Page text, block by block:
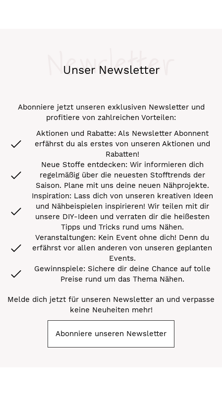
Unser Newsletter
Newsletter
Abonniere jetzt unseren exklusiven Newsletter und
profitiere von zahlreichen Vorteilen:
Aktionen und Rabatte: Als Newsletter Abonnent
erfährst du als erstes von unseren Aktionen und
Rabatten!
Neue Stoffe entdecken: Wir informieren dich
regelmäßig über die neuesten Stofftrends der
Saison. Plane mit uns deine neuen Nähprojekte.
Inspiration: Lass dich von unseren kreativen Ideen
und Nähbeispielen inspirieren! Wir teilen mit dir
unsere DIY-Ideen und verraten dir die heißesten
Tipps und Tricks rund ums Nähen.
Veranstaltungen: Kein Event ohne dich! Denn du
erfährst vor allen anderen von unseren geplanten
Events.
Gewinnspiele: Sichere dir deine Chance auf tolle
Preise rund um das Thema Nähen.
Melde dich jetzt für unseren Newsletter an und verpasse
keine Neuheiten mehr!
Abonniere unseren Newsletter